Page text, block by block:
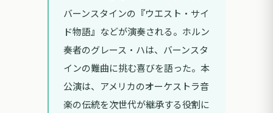
バーンスタインの『ウエスト・サイ
ド物語』などが演奏される。ホルン
奏者のグレース・ハは、バーンスタ
インの難曲に挑む喜びを語った。本
公演は、アメリカのオーケストラ音
楽の伝統を次世代が継承する役割に